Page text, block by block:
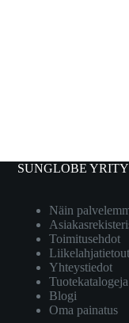
SUNGLOBE
Näin
Toimitusehdot
Yhteystiedot
Tuotekatalogeja
Blogi
Oma painatus